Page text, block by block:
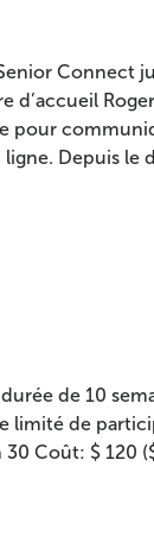
Connect
d’accueil
pour
Depuis le
de 10
de
Coût: $ 120